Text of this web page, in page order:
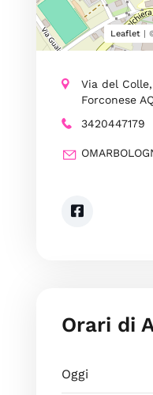
Leaflet|
Via del
Forconese
3420447179
Orari di
Oggi